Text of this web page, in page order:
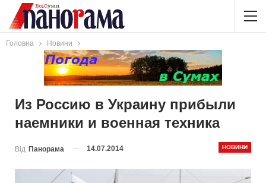
Головна Новини
Из Россию в Украину прибыли
наемники и военная техника
НОВИНИ
Від Панорама 14.07.2014